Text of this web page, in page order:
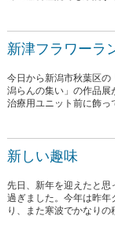
新津フラワー
今日から新潟市秋葉区
潟らんの集い」の作品
治療用ユニット前に飾っ
新しい趣味
先日、新年を迎えたと
過ぎました。今年は昨年
り、また寒波でかなり